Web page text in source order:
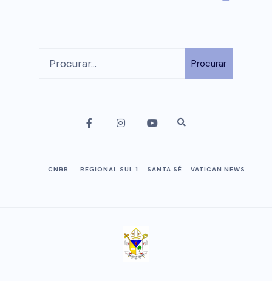
Procurar
CNBB REGIONAL SUL 1 SANTA SÉ VATICAN NEWS